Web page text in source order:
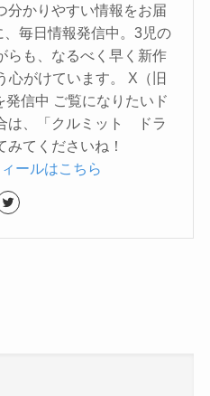
分かりやすい情報をお届
毎日情報発信中。3児の
らも、なるべく早く新作
心がけています。 X（旧
信中 ご覧になりたいド
は、「クルミット ドラ
みてくださいね！
ールはこちら